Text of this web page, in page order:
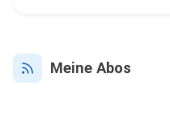
Meine Abos